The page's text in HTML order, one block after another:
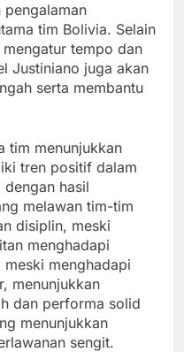
pengalaman
tim Bolivia. Selain
tempo dan
Justiniano juga akan
serta membantu
tim menunjukkan
tren positif dalam
hasil
melawan tim-tim
disiplin, meski
menghadapi
menghadapi
menunjukkan
dan performa solid
menunjukkan
sengit.